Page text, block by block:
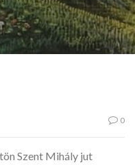
0
Szent Mihály jut